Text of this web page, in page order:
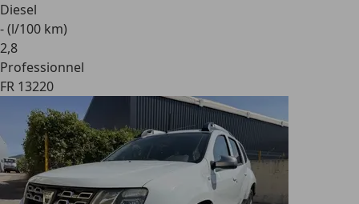
Diesel
- (l/100 km)
2,8
Professionnel
FR 13220